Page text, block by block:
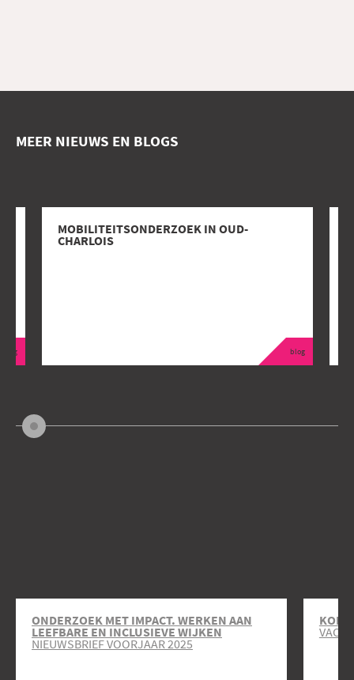
MEER NIEUWS EN BLOGS
blog blog
MOBILITEITSONDERZOEK IN OUD-
CHARLOIS
ONDERZOEK MET IMPACT. WERKEN AAN
LEEFBARE EN INCLUSIEVE WIJKEN
NIEUWSBRIEF VOORJAAR 2025
KOM